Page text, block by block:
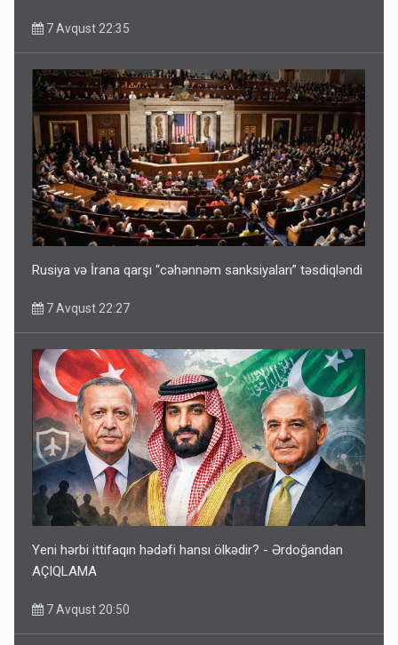
7 Avqust 22:35
Rusiya və İrana qarşı “cəhənnəm sanksiyaları” təsdiqləndi
7 Avqust 22:27
Yeni hərbi ittifaqın hədəfi hansı ölkədir? - Ərdoğandan
AÇIQLAMA
7 Avqust 20:50